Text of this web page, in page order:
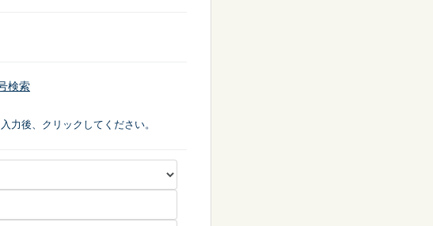
検索
力後、クリックしてください。